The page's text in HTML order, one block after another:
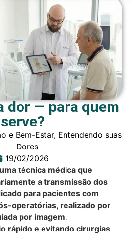
dor — para quem
serve?
e Bem-Estar, Entendendo suas
Dores
19/02/2026
técnica médica que
a transmissão dos
para pacientes com
operatórias, realizado por
por imagem,
rápido e evitando cirurgias